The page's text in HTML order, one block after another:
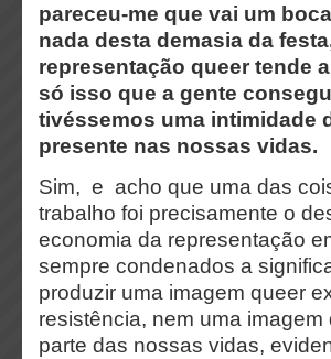
pareceu-me que vai um
nada desta demasia da
representação queer tende
só isso que a gente
tivéssemos uma intimidade
presente nas nossas vidas.
Sim, e acho que uma das
trabalho foi precisamente o
economia da representação
sempre condenados a
produzir uma imagem queer
resistência, nem uma
parte das nossas vidas,